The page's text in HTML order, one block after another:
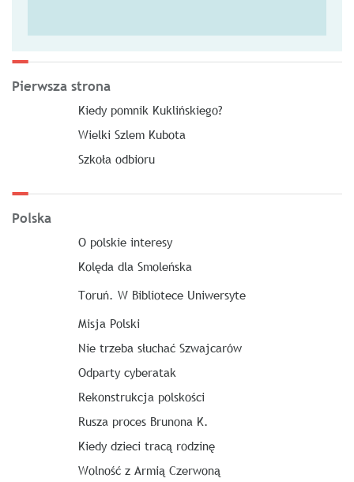
Pierwsza strona
Kiedy pomnik Kuklińskiego?
Wielki Szlem Kubota
Szkoła odbioru
Polska
O polskie interesy
Kolęda dla Smoleńska
Toruń. W Bibliotece Uniwersyte
Misja Polski
Nie trzeba słuchać Szwajcarów
Odparty cyberatak
Rekonstrukcja polskości
Rusza proces Brunona K.
Kiedy dzieci tracą rodzinę
Wolność z Armią Czerwoną